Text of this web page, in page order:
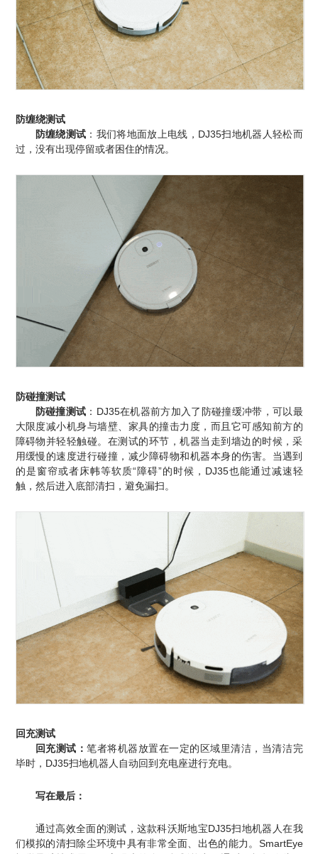
防缠绕测试
防缠绕测试 ：我们将地面放上电线，DJ35扫地机器人轻松而
过，没有出现停留或者困住的情况。
防碰撞测试
防碰撞测试 ：DJ35在机器前方加入了防碰撞缓冲带，可以最
大限度减小机身与墙壁、家具的撞击力度，而且它可感知前方的
障碍物并轻轻触碰。在测试的环节，机器当走到墙边的时候，采
用缓慢的速度进行碰撞，减少障碍物和机器本身的伤害。当遇到
的是窗帘或者床帏等软质“障碍”的时候，DJ35也能通过减速轻
触，然后进入底部清扫，避免漏扫。
回充测试
回充测试：笔者将机器放置在一定的区域里清洁，当清洁完
毕时，DJ35扫地机器人自动回到充电座进行充电。
写在最后：
通过高效全面的测试，这款科沃斯地宝DJ35扫地机器人在我
们模拟的清扫除尘环境中具有非常全面、出色的能力。 SmartEye